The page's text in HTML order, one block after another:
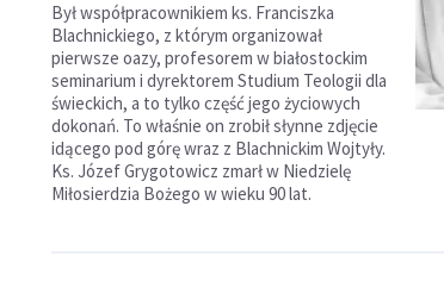
Był współpracownikiem ks. Franciszka
Blachnickiego, z którym organizował
pierwsze oazy, profesorem w białostockim
seminarium i dyrektorem Studium Teologii dla
świeckich, a to tylko część jego życiowych
dokonań. To właśnie on zrobił słynne zdjęcie
idącego pod górę wraz z Blachnickim Wojtyły.
Ks. Józef Grygotowicz zmarł w Niedzielę
Miłosierdzia Bożego w wieku 90 lat.